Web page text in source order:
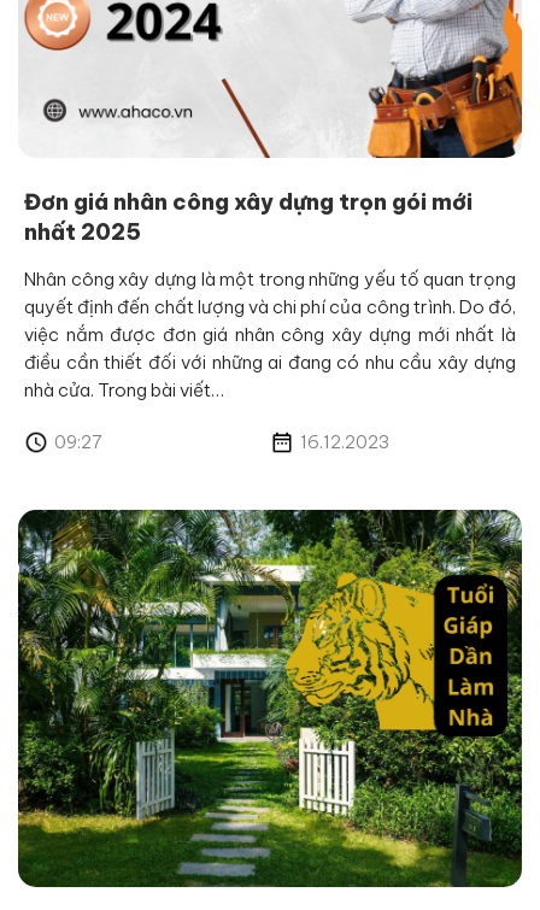
Đơn giá nhân công xây dựng trọn gói mới
nhất 2025
Nhân công xây dựng là một trong những yếu tố quan trọng
quyết định đến chất lượng và chi phí của công trình. Do đó,
việc nắm được đơn giá nhân công xây dựng mới nhất là
điều cần thiết đối với những ai đang có nhu cầu xây dựng
nhà cửa. Trong bài viết…
09:27 16.12.2023